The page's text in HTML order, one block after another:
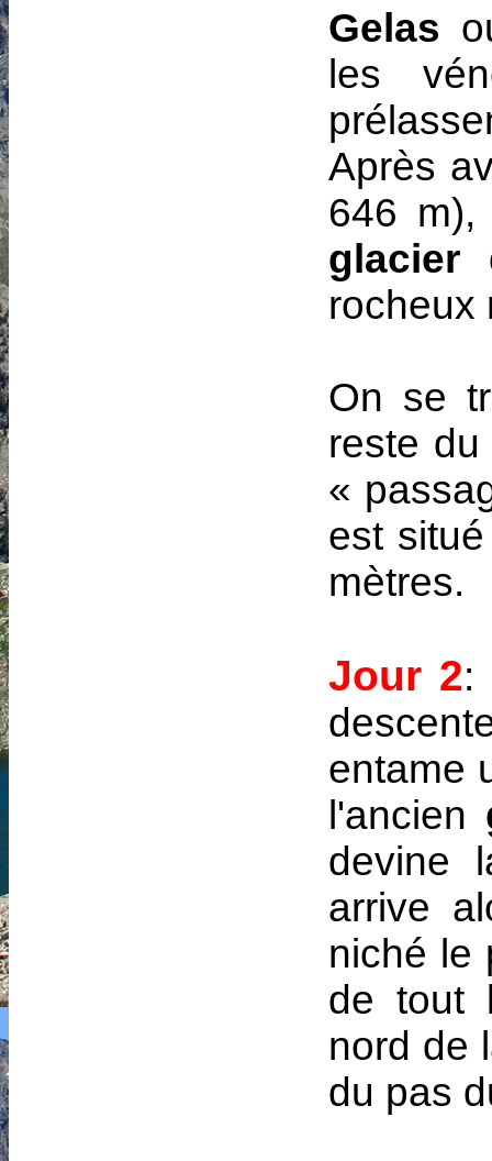
Gelas
les
Après
646
glacier
rocheux
On se
reste
«
est
mètres.
Jour 2:
entame
l'ancien
devine
arrive
niché le
de tout
nord de
du pas